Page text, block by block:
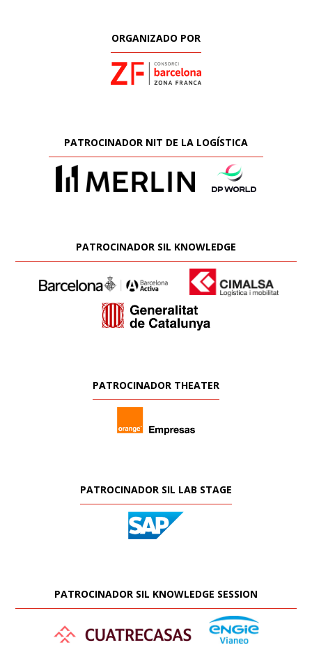
ORGANIZADO POR
PATROCINADOR NIT DE LA LOGÍSTICA
PATROCINADOR SIL KNOWLEDGE
PATROCINADOR THEATER
PATROCINADOR SIL LAB STAGE
PATROCINADOR SIL KNOWLEDGE SESSION